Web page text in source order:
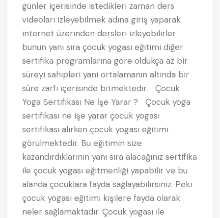
günler içerisinde istedikleri zaman ders
videoları izleyebilmek adına giriş yaparak
internet üzerinden dersleri izleyebilirler
bunun yanı sıra çocuk yogası eğitimi diğer
sertifika programlarına göre oldukça az bir
süreyi sahipleri yani ortalamanın altında bir
süre zarfı içerisinde bitmektedir. Çocuk
Yoga Sertifikası Ne İşe Yarar ? Çocuk yoga
sertifikası ne işe yarar çocuk yogası
sertifikası alırken çocuk yogası eğitimi
görülmektedir. Bu eğitimin size
kazandırdıklarının yanı sıra alacağınız sertifika
ile çocuk yogası eğitmenliği yapabilir ve bu
alanda çocuklara fayda sağlayabilirsiniz. Peki
çocuk yogası eğitimi kişilere fayda olarak
neler sağlamaktadır. Çocuk yogası ile